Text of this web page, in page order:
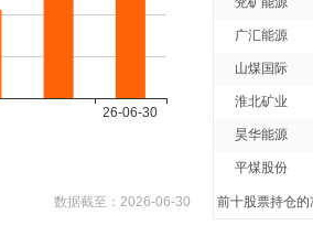
数据截至： 2026-06-30
广汇能源
山煤国际
淮北矿业
昊华能源
平煤股份
前十股票持仓的